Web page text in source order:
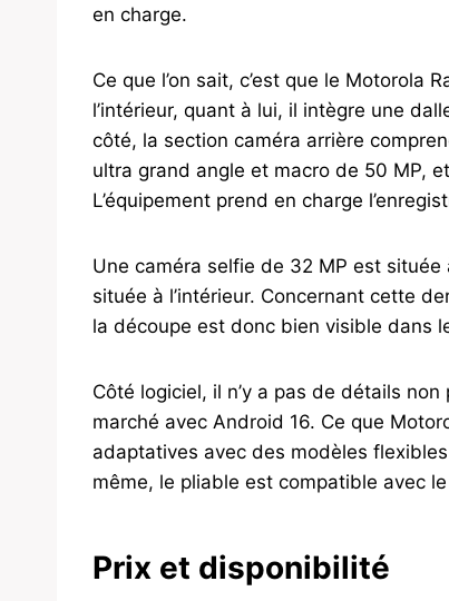
en charge.
Ce que l’on sait, c’est que le Motorola
l’intérieur, quant à lui, il intègre une
côté, la section caméra arrière
ultra grand angle et macro de 50 MP,
L’équipement prend en charge
Une caméra selfie de 32 MP est située
située à l’intérieur. Concernant cette
la découpe est donc bien visible dans
Côté logiciel, il n’y a pas de détails
marché avec Android 16. Ce que
adaptatives avec des modèles
même, le pliable est compatible avec
Prix ​​et disponibilité